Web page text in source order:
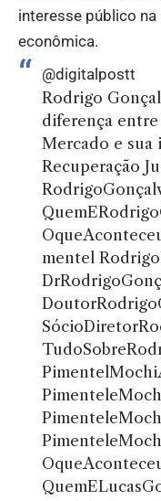
interesse público
econômica.
@digitalpostt
Rodrigo
diferença
Mercado e sua
Recuperação
mentel